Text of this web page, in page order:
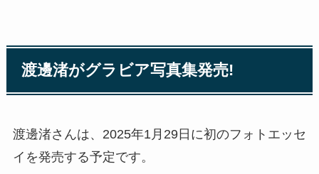
渡邊渚がグラビア写真集発売!
渡邊渚さんは、2025年1月29日に初のフォトエッセ
イを発売する予定です。